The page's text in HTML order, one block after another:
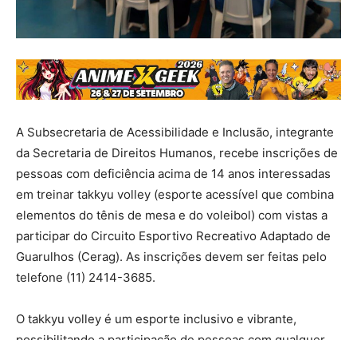
A Subsecretaria de Acessibilidade e Inclusão, integrante
da Secretaria de Direitos Humanos, recebe inscrições de
pessoas com deficiência acima de 14 anos interessadas
em treinar takkyu volley (esporte acessível que combina
elementos do tênis de mesa e do voleibol) com vistas a
participar do Circuito Esportivo Recreativo Adaptado de
Guarulhos (Cerag). As inscrições devem ser feitas pelo
telefone (11) 2414-3685.
O takkyu volley é um esporte inclusivo e vibrante,